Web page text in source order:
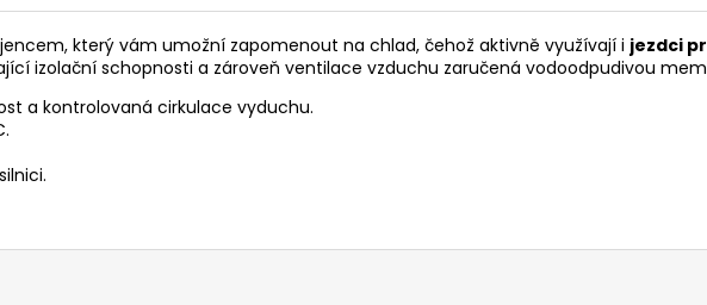
který vám umožní zapomenout na chlad, čehož aktivně využívají i jezdci
izolační schopnosti a zároveň ventilace vzduchu zaručená vodoodpudivou
a kontrolovaná cirkulace vyduchu.